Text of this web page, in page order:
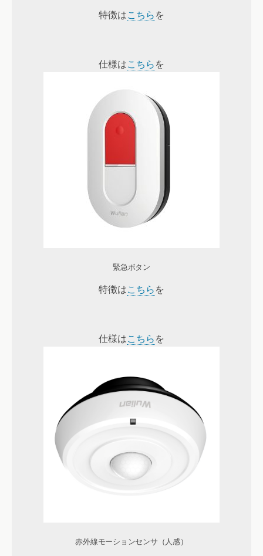
特徴はこちら を
仕様はこちら を
緊急ボタン
特徴はこちら を
仕様はこちら を
赤外線モーションセンサ（人感）